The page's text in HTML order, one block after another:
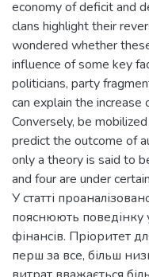
economy of deficit and
clans highlight their
wondered whether
influence of some key
politicians, party
can explain the
Conversely, be
predict the outcome of
only a theory is said to
and four are under
У статті
пояснюють поведінку
фінансів. Пріоритет
перш за все, більш